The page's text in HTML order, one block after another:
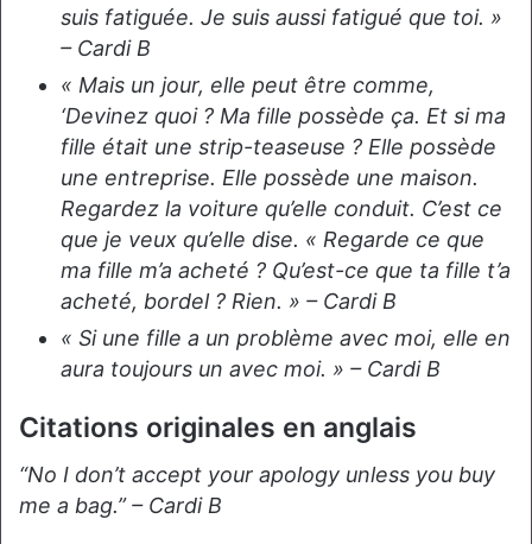
suis fatiguée. Je suis aussi fatigué que toi. »
– Cardi B
« Mais un jour, elle peut être comme,
‘Devinez quoi ? Ma fille possède ça. Et si ma
fille était une strip-teaseuse ? Elle possède
une entreprise. Elle possède une maison.
Regardez la voiture qu’elle conduit. C’est ce
que je veux qu’elle dise. « Regarde ce que
ma fille m’a acheté ? Qu’est-ce que ta fille t’a
acheté, bordel ? Rien. » – Cardi B
« Si une fille a un problème avec moi, elle en
aura toujours un avec moi. » – Cardi B
Citations originales en anglais
“No I don’t accept your apology unless you buy
me a bag.” – Cardi B